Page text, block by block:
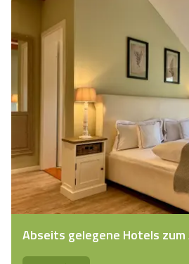
Abseits gelegene Hotels